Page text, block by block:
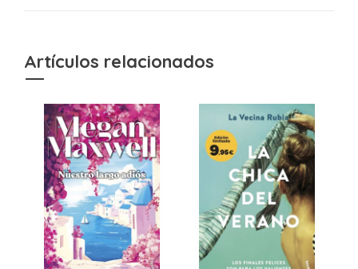
Artículos relacionados